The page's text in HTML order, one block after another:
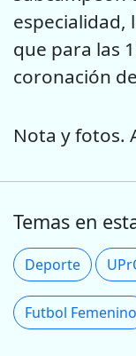
especialidad,
que para las
coronación
Nota y fotos.
Temas en
Deporte
Futbol Femenino